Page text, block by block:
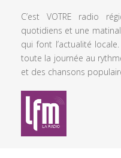
C’est VOTRE radio
quotidiens et une
qui font l’actualité
toute la journée au
et des chansons